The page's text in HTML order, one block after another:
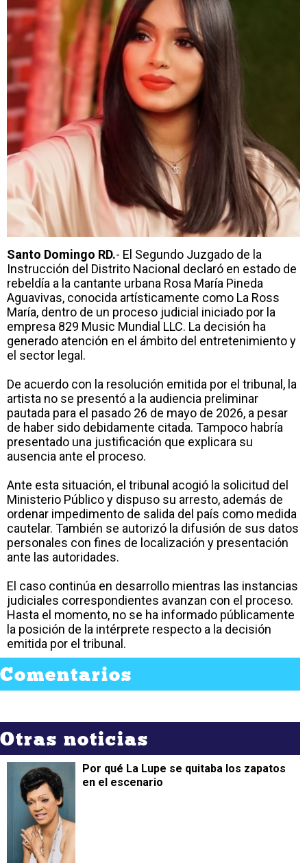
Santo Domingo RD.- El Segundo Juzgado de la
Instrucción del Distrito Nacional declaró en estado de
rebeldía a la cantante urbana Rosa María Pineda
Aguavivas, conocida artísticamente como La Ross
María, dentro de un proceso judicial iniciado por la
empresa 829 Music Mundial LLC. La decisión ha
generado atención en el ámbito del entretenimiento y
el sector legal.
De acuerdo con la resolución emitida por el tribunal, la
artista no se presentó a la audiencia preliminar
pautada para el pasado 26 de mayo de 2026, a pesar
de haber sido debidamente citada. Tampoco habría
presentado una justificación que explicara su
ausencia ante el proceso.
Ante esta situación, el tribunal acogió la solicitud del
Ministerio Público y dispuso su arresto, además de
ordenar impedimento de salida del país como medida
cautelar. También se autorizó la difusión de sus datos
personales con fines de localización y presentación
ante las autoridades.
El caso continúa en desarrollo mientras las instancias
judiciales correspondientes avanzan con el proceso.
Hasta el momento, no se ha informado públicamente
la posición de la intérprete respecto a la decisión
emitida por el tribunal.
Comentarios
Otras noticias
Por qué La Lupe se quitaba los zapatos
en el escenario